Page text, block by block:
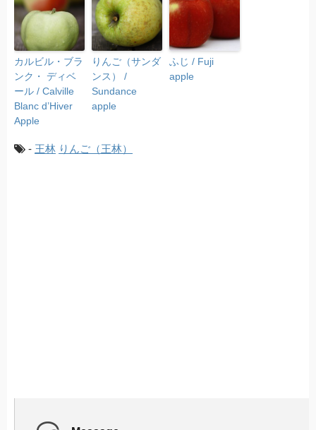
カルビル・ブラ
ンク・ ディベ
ール / Calville
Blanc d’Hiver
Apple
りんご（サンダ
ンス） /
Sundance
apple
ふじ / Fuji
apple
- 王林 りんご（王林）